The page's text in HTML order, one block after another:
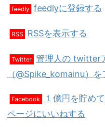
feedly feedlyに登録する
RSS RSSを表示する
Twitter 管理人の twitter
（@Spike_komainu）
Facebook
１億円を貯め
ページにいいねする